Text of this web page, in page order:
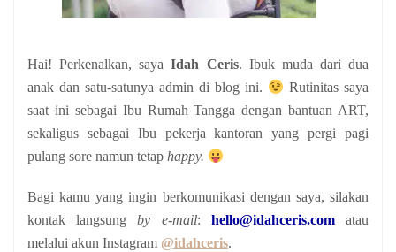
Hai! Perkenalkan, sayaIdah Ceris. Ibuk muda dari dua
anak dan satu-satunya admin di blog ini.
Rutinitas saya
saat ini sebagai Ibu Rumah Tangga dengan bantuan ART,
sekaligus sebagai Ibu pekerja kantoran yang pergi pagi
pulang sore namun tetap happy.
Bagi kamu yang ingin berkomunikasi dengan saya, silakan
kontak langsungby e-mail: hello@idahceris.com
atau
melalui akun Instagram @idahceris.